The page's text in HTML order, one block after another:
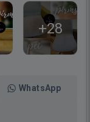
+28
WhatsApp